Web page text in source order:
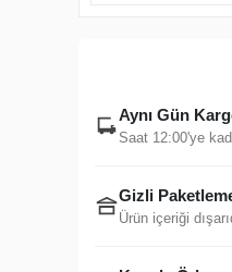
Aynı Gün
Saat 12:00'ye
Gizli
Ürün içeriği